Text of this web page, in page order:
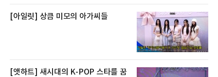
[아일릿] 상큼 미모의 아가씨들
[앳하트] 새시대의 K-POP 스타를 꿈